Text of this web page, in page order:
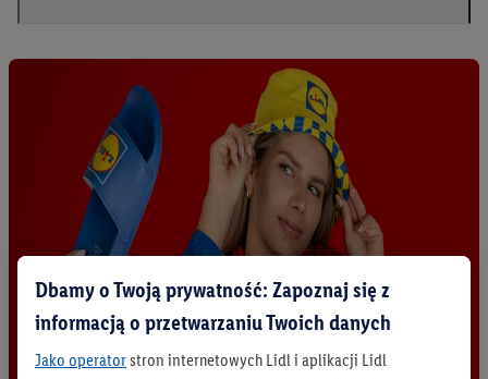
Dbamy o Twoją prywatność: Zapoznaj się z
informacją o przetwarzaniu Twoich danych
Jako operatorstron internetowych Lidl i aplikacji Lidl